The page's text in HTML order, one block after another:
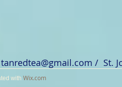
tanredtea@gmail.com / St.
with Wix.com